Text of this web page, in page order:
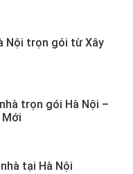
Nội trọn gói từ Xây
trọn gói Hà Nội –
Mới
tại Hà Nội